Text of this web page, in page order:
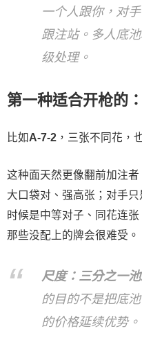
一个人跟你，对
跟注站。多人底
级处理。
第一种适合开枪的
比如 A-7-2 ，三张不同花，
这种面天然更像翻前加注
大口袋对、强高张；对手
时候是中等对子、同花连
那些没配上的牌会很难受。
尺度：三分之一
的目的不是把底
的价格延续优势。